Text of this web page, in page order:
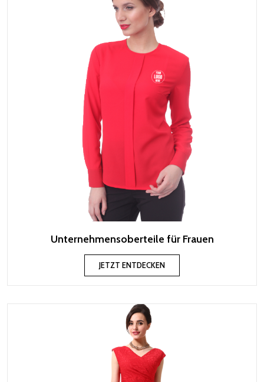
Unternehmensoberteile für Frauen
JETZT ENTDECKEN